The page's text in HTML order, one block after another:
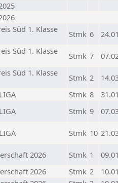
Süd 1. Klasse
Stmk 6
Süd 1. Klasse
Stmk 7
Süd 1. Klasse
Stmk 2
Stmk 8
Stmk 9
Stmk 10
2026 Stmk 1
2026 Stmk 2